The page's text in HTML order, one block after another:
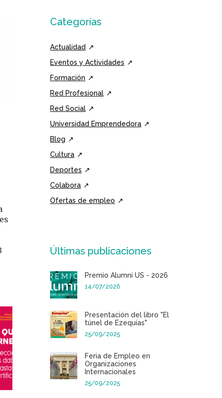
Categorías
Actualidad
Eventos y Actividades
Formación
Red Profesional
Red Social
Universidad Emprendedora
Blog
Cultura
Deportes
Colabora
Ofertas de empleo
Últimas publicaciones
Premio Alumni US - 2026
14/07/2026
Presentación del libro "El
túnel de Ezequías"
25/09/2025
Feria de Empleo en
Organizaciones
Internacionales
25/09/2025